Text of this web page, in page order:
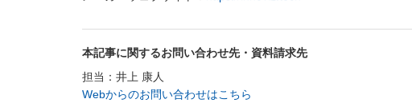
本記事に関するお問い合わせ先・資料請求先
担当：井上 康人
Webからのお問い合わせはこちら